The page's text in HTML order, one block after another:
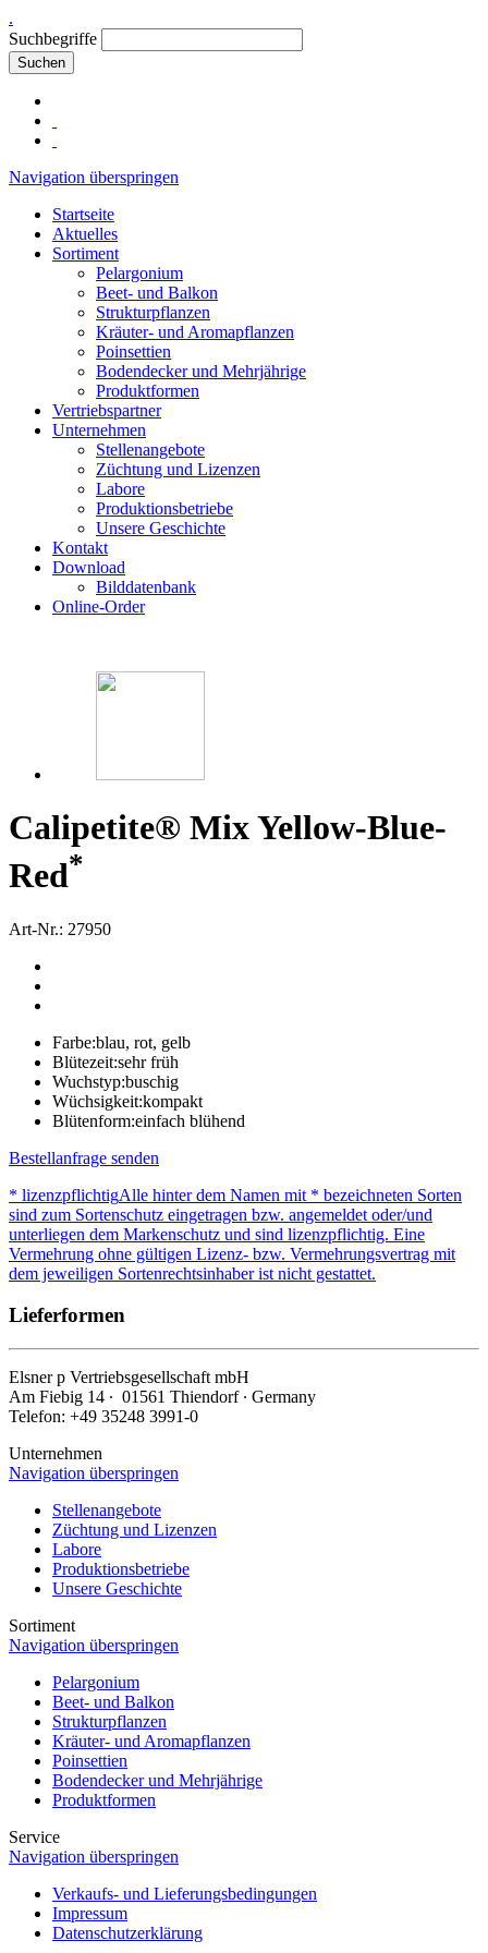
.
Suchbegriffe
Suchen
Navigation überspringen
Startseite
Aktuelles
Sortiment
Pelargonium
Beet- und Balkon
Strukturpflanzen
Kräuter- und Aromapflanzen
Poinsettien
Bodendecker und Mehrjährige
Produktformen
Vertriebspartner
Unternehmen
Stellenangebote
Züchtung und Lizenzen
Labore
Produktionsbetriebe
Unsere Geschichte
Kontakt
Download
Bilddatenbank
Online-Order
Calipetite® Mix Yellow-Blue-
Red*
Art-Nr.: 27950
Farbe:blau, rot, gelb
Blütezeit:sehr früh
Wuchstyp:buschig
Wüchsigkeit:kompakt
Blütenform:einfach blühend
Bestellanfrage senden
* lizenzpflichtigAlle hinter dem Namen mit * bezeichneten Sorten
sind zum Sortenschutz eingetragen bzw. angemeldet oder/und
unterliegen dem Markenschutz und sind lizenzpflichtig. Eine
Vermehrung ohne gültigen Lizenz- bzw. Vermehrungsvertrag mit
dem jeweiligen Sortenrechtsinhaber ist nicht gestattet.
Lieferformen
Elsnerp Vertriebsgesellschaft mbH
Am Fiebig 14 ∙ 01561 Thiendorf ∙ Germany
Telefon: +49 35248 3991-0
Unternehmen
Navigation überspringen
Stellenangebote
Züchtung und Lizenzen
Labore
Produktionsbetriebe
Unsere Geschichte
Sortiment
Navigation überspringen
Pelargonium
Beet- und Balkon
Strukturpflanzen
Kräuter- und Aromapflanzen
Poinsettien
Bodendecker und Mehrjährige
Produktformen
Service
Navigation überspringen
Verkaufs- und Lieferungsbedingungen
Impressum
Datenschutzerklärung